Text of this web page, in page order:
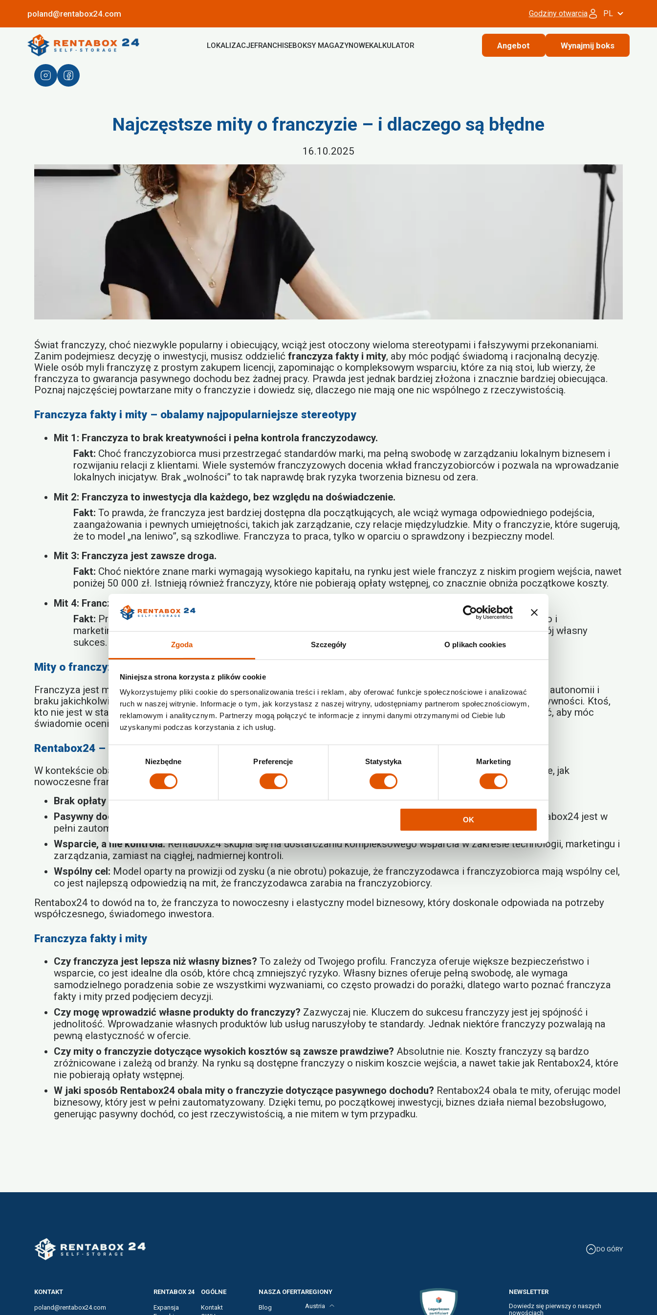
Zgoda Szczegóły O plikach cookies
Niniejsza strona korzysta z plików cookie
Wykorzystujemy pliki cookie do spersonalizowania treści i reklam, aby oferować funkcje społecznościowe i analizować
ruch w naszej witrynie. Informacje o tym, jak korzystasz z naszej witryny, udostępniamy partnerom społecznościowym,
reklamowym i analitycznym. Partnerzy mogą połączyć te informacje z innymi danymi otrzymanymi od Ciebie lub
uzyskanymi podczas korzystania z ich usług.
Niezbędne Preferencje Statystyka Marketing
OK
poland@rentabox24.com Godziny otwarcia PL
LOKALIZACJEFRANCHISEBOKSY MAGAZYNOWEKALKULATOR Angebot Wynajmij boks
Najczęstsze mity o franczyzie – i dlaczego są błędne
16.10.2025
Świat franczyzy, choć niezwykle popularny i obiecujący, wciąż jest otoczony wieloma stereotypami i fałszywymi przekonaniami.
Zanim podejmiesz decyzję o inwestycji, musisz oddzielić franczyza fakty i mity, aby móc podjąć świadomą i racjonalną decyzję.
Wiele osób myli franczyzę z prostym zakupem licencji, zapominając o kompleksowym wsparciu, które za nią stoi, lub wierzy, że
franczyza to gwarancja pasywnego dochodu bez żadnej pracy. Prawda jest jednak bardziej złożona i znacznie bardziej obiecująca.
Poznaj najczęściej powtarzane mity o franczyzie i dowiedz się, dlaczego nie mają one nic wspólnego z rzeczywistością.
Franczyza fakty i mity – obalamy najpopularniejsze stereotypy
Mit 1: Franczyza to brak kreatywności i pełna kontrola franczyzodawcy.
Fakt: Choć franczyzobiorca musi przestrzegać standardów marki, ma pełną swobodę w zarządzaniu lokalnym biznesem i
rozwijaniu relacji z klientami. Wiele systemów franczyzowych docenia wkład franczyzobiorców i pozwala na wprowadzanie
lokalnych inicjatyw. Brak „wolności” to tak naprawdę brak ryzyka tworzenia biznesu od zera.
Mit 2: Franczyza to inwestycja dla każdego, bez względu na doświadczenie.
Fakt: To prawda, że franczyza jest bardziej dostępna dla początkujących, ale wciąż wymaga odpowiedniego podejścia,
zaangażowania i pewnych umiejętności, takich jak zarządzanie, czy relacje międzyludzkie. Mity o franczyzie, które sugerują,
że to model „na leniwo”, są szkodliwe. Franczyza to praca, tylko w oparciu o sprawdzony i bezpieczny model.
Mit 3: Franczyza jest zawsze droga.
Fakt: Choć niektóre znane marki wymagają wysokiego kapitału, na rynku jest wiele franczyz z niskim progiem wejścia, nawet
poniżej 50 000 zł. Istnieją również franczyzy, które nie pobierają opłaty wstępnej, co znacznie obniża początkowe koszty.
Mit 4: Franczyza oznacza, że franczyzodawca zarabia za Ciebie.
Fakt: Prowizje, które płaci franczyzobiorca, są opłatą za dostęp do marki, know-how, wsparcia operacyjnego i
marketingowego. To pieniądze przeznaczone na rozwój całej sieci, które ostatecznie przekładają się na Twój własny
sukces.
Mity o franczyzie – to nie jest inwestycja dla każdego, ale to dobra wiadomość!
Franczyza jest modelem, który wymaga określonego podejścia. Nie jest to rozwiązanie dla osób, które pragną pełnej autonomii i
braku jakichkolwiek ograniczeń. Prawdziwa wartość franczyzy leży w jej systematyczności, bezpieczeństwie i efektywności. Ktoś,
kto nie jest w stanie dostosować się do procedur, nie odniesie sukcesu. Dlategofranczyza fakty i mitywarto poznać, aby móc
świadomie ocenić swoje predyspozycje.
Rentabox24 – innowacyjna odpowiedź na najczęstsze mity o franczyzie
W kontekście obalania stereotypów, franczyza Rentabox24
jest innowacyjnym przykładem, który doskonale pokazuje, jak
nowoczesne franczyzy radzą sobie z powszechnymi mitami.
Brak opłaty wstępnej:Obala mit o tym, że franczyza jest zawsze droga.
Pasywny dochód:
Przeciwstawia się mitowi o konieczności pełnego zaangażowania operacyjnego. Model Rentabox24 jest w
pełni zautomatyzowany, co pozwala na generowanie zysków przy minimalnym poświęceniu czasu.
Wsparcie, a nie kontrola:Rentabox24 skupia się na dostarczaniu kompleksowego wsparcia w zakresie technologii, marketingu i
zarządzania, zamiast na ciągłej, nadmiernej kontroli.
Wspólny cel: Model oparty na prowizji od zysku (a nie obrotu) pokazuje, że franczyzodawca i franczyzobiorca mają wspólny cel,
co jest najlepszą odpowiedzią na mit, że franczyzodawca zarabia na franczyzobiorcy.
Rentabox24 to dowód na to, że franczyza to nowoczesny i elastyczny model biznesowy, który doskonale odpowiada na potrzeby
współczesnego, świadomego inwestora.
Franczyza fakty i mity
Czy franczyza jest lepsza niż własny biznes? To zależy od Twojego profilu. Franczyza oferuje większe bezpieczeństwo i
wsparcie, co jest idealne dla osób, które chcą zmniejszyć ryzyko. Własny biznes oferuje pełną swobodę, ale wymaga
samodzielnego poradzenia sobie ze wszystkimi wyzwaniami, co często prowadzi do porażki, dlatego warto poznać franczyza
fakty i mity przed podjęciem decyzji.
Czy mogę wprowadzić własne produkty do franczyzy? Zazwyczaj nie. Kluczem do sukcesu franczyzy jest jej spójność i
jednolitość. Wprowadzanie własnych produktów lub usług naruszyłoby te standardy. Jednak niektóre franczyzy pozwalają na
pewną elastyczność w ofercie.
Czy mity o franczyzie dotyczące wysokich kosztów są zawsze prawdziwe? Absolutnie nie. Koszty franczyzy są bardzo
zróżnicowane i zależą od branży. Na rynku są dostępne franczyzy o niskim koszcie wejścia, a nawet takie jak Rentabox24, które
nie pobierają opłaty wstępnej.
W jaki sposób Rentabox24 obala mity o franczyzie dotyczące pasywnego dochodu? Rentabox24 obala te mity, oferując model
biznesowy, który jest w pełni zautomatyzowany. Dzięki temu, po początkowej inwestycji, biznes działa niemal bezobsługowo,
generując pasywny dochód, co jest rzeczywistością, a nie mitem w tym przypadku.
DO GÓRY
KONTAKT
poland@rentabox24.com
RENTABOX 24
Expansja
OGÓLNE
Kontakt
NASZA OFERTA
Blog
REGIONY
Austria
NEWSLETTER
Dowiedz się pierwszy o naszych
nowościach